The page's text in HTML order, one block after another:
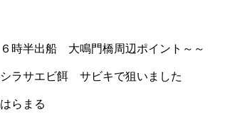
６時半出船 大鳴門橋周辺ポイント～～
シラサエビ餌 サビキで狙いました
はらまる